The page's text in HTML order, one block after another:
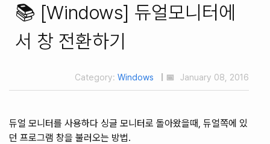
📚 [Windows] 듀얼모니터에
서 창 전환하기
Category: Windows | 📅 January 08, 2016
듀얼 모니터를 사용하다 싱글 모니터로 돌아왔을때, 듀얼쪽에 있
던 프로그램 창을 불러오는 방법.